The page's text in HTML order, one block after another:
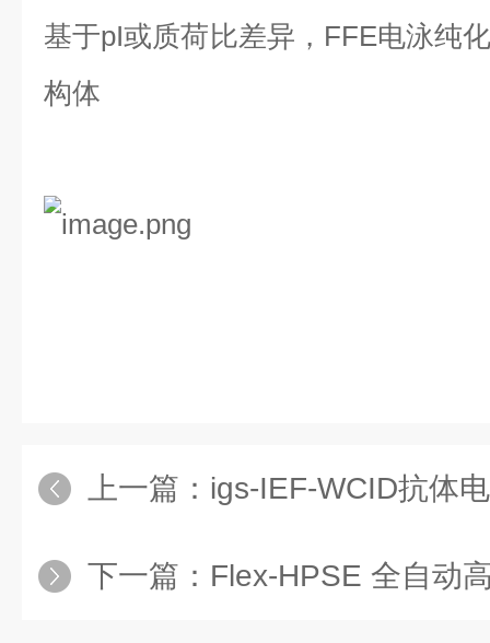
基于pI或质荷比差异，FFE电泳纯
构体
上一篇： igs-IEF-WCID抗体电荷异
下一篇： Flex-HPSE 全自动